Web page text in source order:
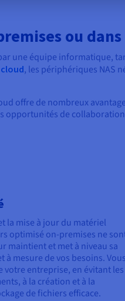
ou
une équipe informatique,
, les périphériques NAS
offre de nombreux
opportunités de
la mise à jour du matériel
optimisé on-premises ne
maintient et met à niveau sa
mesure de vos besoins. Vous
votre entreprise, en évitant les
à la création et à la
de fichiers efficace.